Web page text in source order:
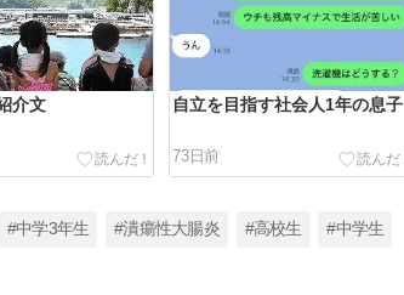
介文 自立を目指す社会人1年の息子
73日前
#中学3年生 #潰瘍性大腸炎 #高校生 #中学生